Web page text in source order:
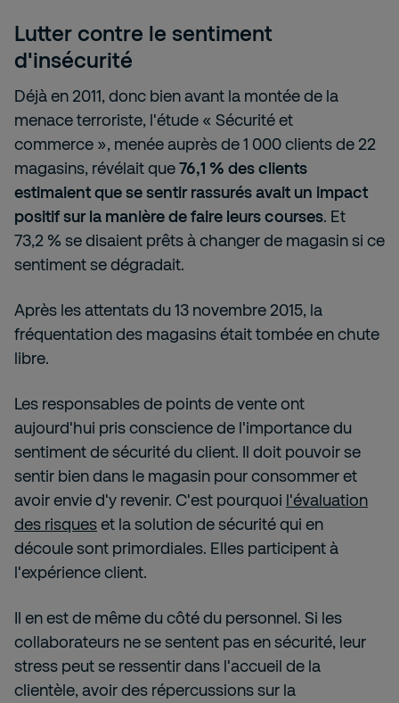
Lutter contre le sentiment
d'insécurité
Déjà en 2011, donc bien avant la montée de la
menace terroriste, l'étude « Sécurité et
commerce », menée auprès de 1 000 clients de 22
magasins, révélait que76,1 % des clients
estimaient que se sentir rassurés avait un impact
positif sur la manière de faire leurs courses. Et
73,2 % se disaient prêts à changer de magasin si ce
sentiment se dégradait.
Après les attentats du 13 novembre 2015, la
fréquentation des magasins était tombée en chute
libre.
Les responsables de points de vente ont
aujourd'hui pris conscience de l'importance du
sentiment de sécurité du client. Il doit pouvoir se
sentir bien dans le magasin pour consommer et
avoir envie d'y revenir. C'est pourquoi l'évaluation
des risqueset la solution de sécurité qui en
découle sont primordiales. Elles participent à
l'expérience client.
Il en est de même du côté du personnel. Si les
collaborateurs ne se sentent pas en sécurité, leur
stress peut se ressentir dans l'accueil de la
clientèle, avoir des répercussions sur la